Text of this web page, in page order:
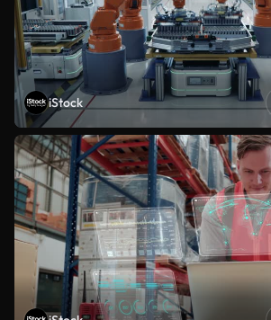
iStock